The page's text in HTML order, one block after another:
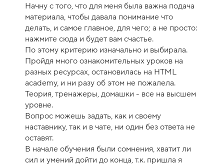
е
н
к
а
к
у
р
с
а
-
1
0
Начну с того, что для меня была важна подача
материала, чтобы давала понимание что
делать, и самое главное, для чего; а не просто:
нажмите сюда и будет вам счастье.
По этому критерию изначально и выбирала.
Пройдя много ознакомительных уроков на
разных ресурсах, остановилась на HTML
academy, и ни разу об этом не пожалела.
Теория, тренажеры, домашки - все на высшем
уровне.
Вопрос можешь задать, как и своему
наставнику, так и в чате, ни один без ответа не
оставят.
В начале обучения были сомнения, хватит ли
сил и умений дойти до конца, т.к. пришла я